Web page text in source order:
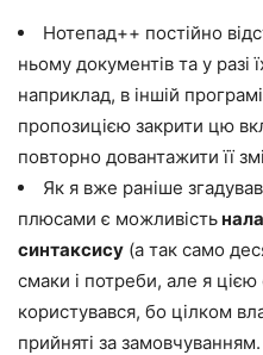
Нотепад++ постійно
ньому документів та у разі
наприклад, в іншій
пропозицією закрити цю
повторно довантажити її
Як я вже раніше
плюсами є можливість
синтаксису (а так само
смаки і потреби, але я
користувався, бо цілком
прийняті за замовчуванням.